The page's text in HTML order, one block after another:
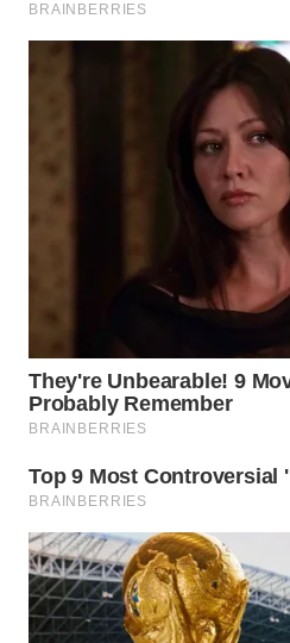
KALTIM
MALUKU
WN
DAIRI
WN
DANAU